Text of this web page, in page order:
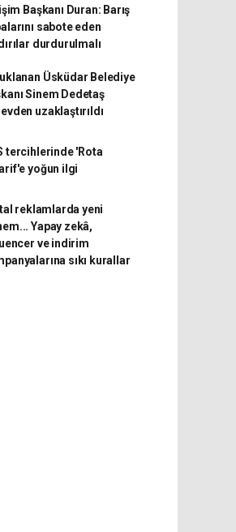
Başkanı Duran: Barış
sabote eden
durdurulmalı
Üsküdar Belediye
Sinem Dedetaş
uzaklaştırıldı
tercihlerinde 'Rota
yoğun ilgi
reklamlarda yeni
Yapay zekâ,
ve indirim
sıkı kurallar